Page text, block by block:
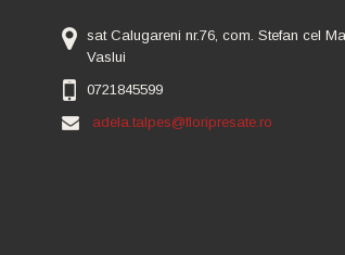
sat Calugareni nr.76, com. Stefan cel
Vaslui
0721845599
adela.talpes@floripresate.ro